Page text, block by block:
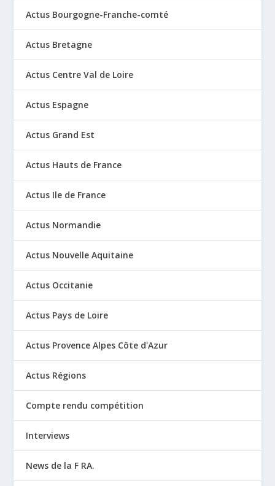
Actus Bourgogne-Franche-comté
Actus Bretagne
Actus Centre Val de Loire
Actus Espagne
Actus Grand Est
Actus Hauts de France
Actus Ile de France
Actus Normandie
Actus Nouvelle Aquitaine
Actus Occitanie
Actus Pays de Loire
Actus Provence Alpes Côte d'Azur
Actus Régions
Compte rendu compétition
Interviews
News de la F RA.